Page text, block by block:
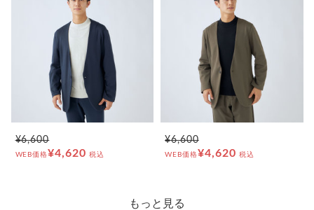
¥6,600
WEB価格¥4,620 税込
¥6,600
WEB価格¥4,620 税込
もっと見る